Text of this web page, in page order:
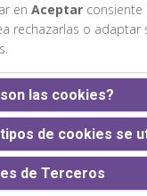
en Aceptar
rechazarlas o adaptar
.
las cookies?
de cookies se
de Terceros
Web